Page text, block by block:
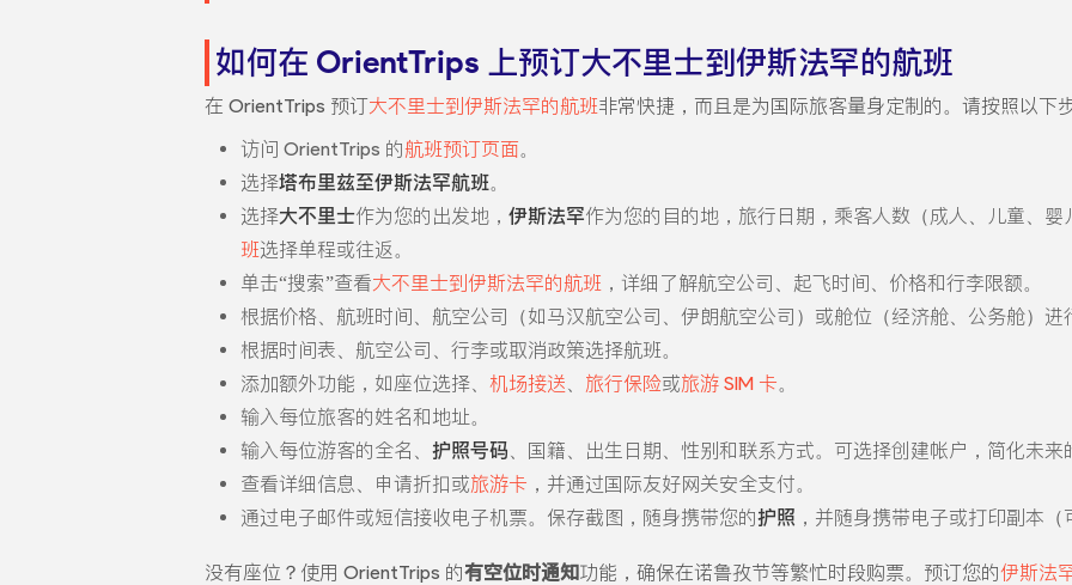
如何在 OrientTrips 上预订大不里士到伊斯法罕的航班
在 OrientTrips 预订大不里士到伊斯法罕的航班非常快捷，而且是为国际旅客量身定制的。请按照以下
访问 OrientTrips 的航班预订页面。
选择塔布里兹至伊斯法罕航班。
选择大不里士作为您的出发地， 伊斯法罕作为您的目的地，旅行日期，乘客人数（成人、儿童、婴
班选择单程或往返。
单击“搜索”查看大不里士到伊斯法罕的航班 ，详细了解航空公司、起飞时间、价格和行李限额。
根据价格、航班时间、航空公司（如马汉航空公司、伊朗航空公司）或舱位（经济舱、公务舱）进
根据时间表、航空公司、行李或取消政策选择航班。
添加额外功能，如座位选择、 机场接送、 旅行保险或旅游 SIM 卡。
输入每位旅客的姓名和地址。
输入每位游客的全名、 护照号码、国籍、出生日期、性别和联系方式。可选择创建帐户，简化未来
查看详细信息、申请折扣或旅游卡 ，并通过国际友好网关安全支付。
通过电子邮件或短信接收电子机票。保存截图，随身携带您的护照 ，并随身携带电子或打印副本
没有座位？使用 OrientTrips 的有空位时通知功能，确保在诺鲁孜节等繁忙时段购票。预订您的伊斯法